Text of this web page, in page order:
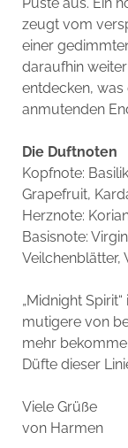
zeugt vom
einer
daraufhin
entdecken, was
anmutenden
Die Duftnoten
Kopfnote:
Grapefruit,
Herznote:
Basisnote:
Veilchenblätter,
„Midnight
mutigere von
mehr
Düfte dieser
Viele Grüße
von Harmen